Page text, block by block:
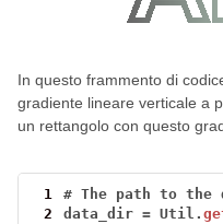
In questo frammento di
gradiente lineare verticale a
un rettangolo con questo
1 # The path to the
2
data_dir = Util.